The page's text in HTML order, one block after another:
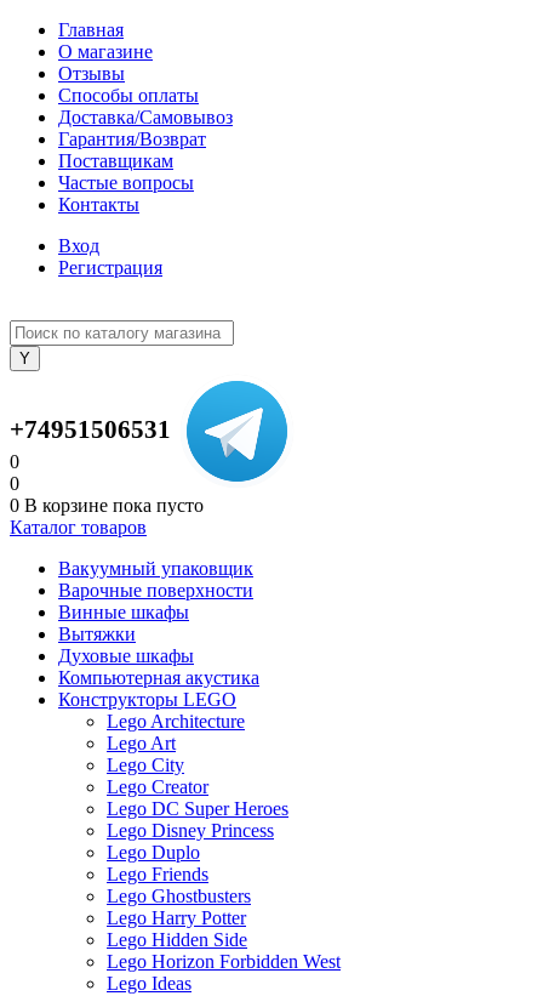
Главная
О магазине
Отзывы
Способы оплаты
Доставка/Самовывоз
Гарантия/Возврат
Поставщикам
Частые вопросы
Контакты
Вход
Регистрация
+74951506531
0
0
0 В корзине пока пусто
Каталог товаров
Вакуумный упаковщик
Варочные поверхности
Винные шкафы
Вытяжки
Духовые шкафы
Компьютерная акустика
Конструкторы LEGO
Lego Architecture
Lego Art
Lego City
Lego Creator
Lego DC Super Heroes
Lego Disney Princess
Lego Duplo
Lego Friends
Lego Ghostbusters
Lego Harry Potter
Lego Hidden Side
Lego Horizon Forbidden West
Lego Ideas